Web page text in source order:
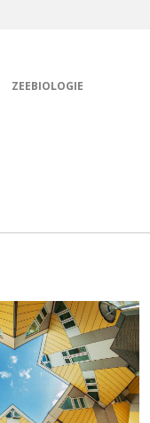
ZEEBIOLOGIE